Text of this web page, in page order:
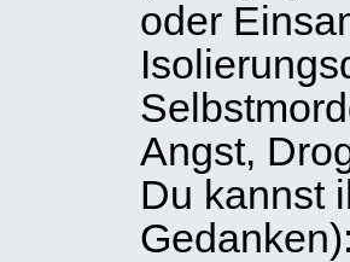
oder
Angst,
Du kannst